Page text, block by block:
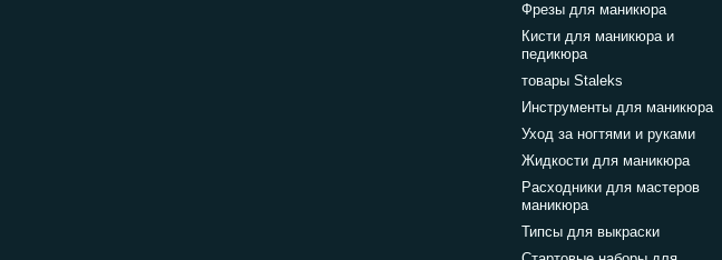
Фрезы для маникюра
Кисти для маникюра и
педикюра
товары Staleks
Инструменты для маникюра
Уход за ногтями и руками
Жидкости для маникюра
Расходники для мастеров
маникюра
Типсы для выкраски